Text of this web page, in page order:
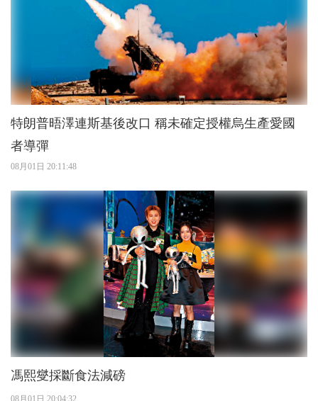
特朗普晤澤連斯基後改口 稱未確定授權烏生產愛國
者導彈
08月01日 20:11:48
馮熙燮採斷食法減磅
08月01日 20:04:32